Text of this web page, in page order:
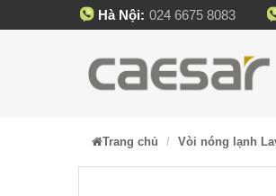
Hà Nội: 024 6675 8083
Trang chủ Vòi nóng lạnh